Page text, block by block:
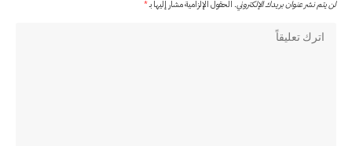
لن يتم نشر عنوان بريدك الإلكتروني. الحقول الإلزامية مشار إليها بـ*